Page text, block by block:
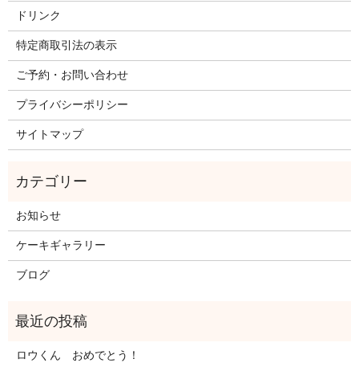
ドリンク
特定商取引法の表示
ご予約・お問い合わせ
プライバシーポリシー
サイトマップ
お知らせ
ケーキギャラリー
ブログ
ロウくん おめでとう！